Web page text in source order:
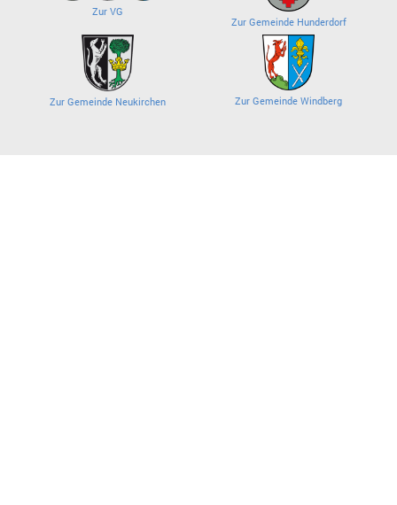
Zur VG
Zur Gemeinde Hunderdorf
Zur Gemeinde Neukirchen Zur Gemeinde Windberg